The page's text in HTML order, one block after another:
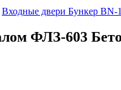
Входные двери Бункер BN-
ФЛЗ-603